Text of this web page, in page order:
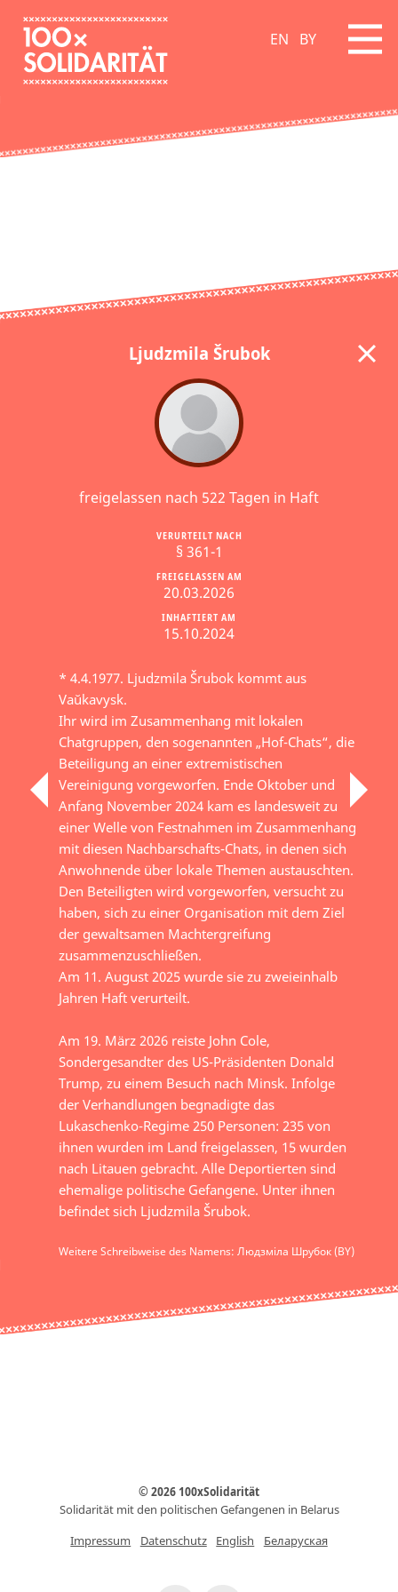
EN BY
Ljudzmila Šrubok
freigelassen nach 522 Tagen in Haft
INHAFTIERT AM
15.10.2024
FREIGELASSEN AM
20.03.2026
VERURTEILT NACH
§ 361-1
* 4.4.1977. Ljudzmila Šrubok kommt aus
Vaŭkavysk.
Ihr wird im Zusammenhang mit lokalen
Chatgruppen, den sogenannten „Hof-Chats“, die
Beteiligung an einer extremistischen
Vereinigung vorgeworfen. Ende Oktober und
Anfang November 2024 kam es landesweit zu
einer Welle von Festnahmen im Zusammenhang
mit diesen Nachbarschafts-Chats, in denen sich
Anwohnende über lokale Themen austauschten.
Den Beteiligten wird vorgeworfen, versucht zu
haben, sich zu einer Organisation mit dem Ziel
der gewaltsamen Machtergreifung
zusammenzuschließen.
Am 11. August 2025 wurde sie zu zweieinhalb
Jahren Haft verurteilt.
Am 19. März 2026 reiste John Cole,
Sondergesandter des US-Präsidenten Donald
Trump, zu einem Besuch nach Minsk. Infolge
der Verhandlungen begnadigte das
Lukaschenko-Regime 250 Personen: 235 von
ihnen wurden im Land freigelassen, 15 wurden
nach Litauen gebracht. Alle Deportierten sind
ehemalige politische Gefangene. Unter ihnen
befindet sich Ljudzmila Šrubok.
Weitere Schreibweise des Namens: Людзміла Шрубок (BY)
© 2026 100xSolidarität
Solidarität mit den politischen Gefangenen in Belarus
Impressum
Datenschutz English Беларуская